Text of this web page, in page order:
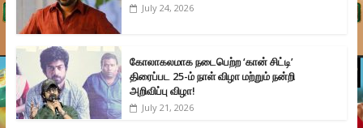
July 24, 2026
கோலாகலமாக நடைபெற்ற ‘கான் சிட்டி’
திரைப்பட 25-ம் நாள் விழா மற்றும் நன்றி
அறிவிப்பு விழா!
July 21, 2026